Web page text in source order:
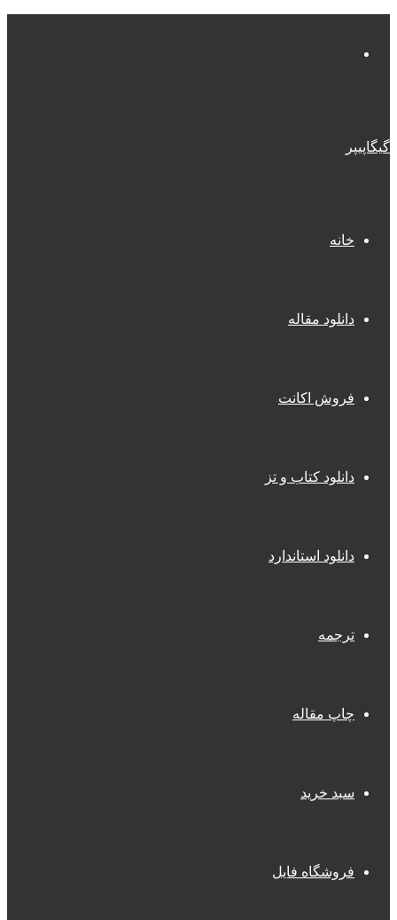
گیگاپیپر
خانه
دانلود مقاله
فروش اکانت
دانلود کتاب و تز
دانلود استاندارد
ترجمه
چاپ مقاله
سبد خرید
فروشگاه فایل